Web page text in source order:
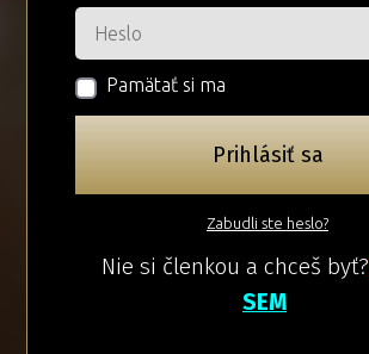
Pamätať si ma
Prihlásiť sa
Zabudli ste heslo?
Nie si členkou a chceš byť?
SEM